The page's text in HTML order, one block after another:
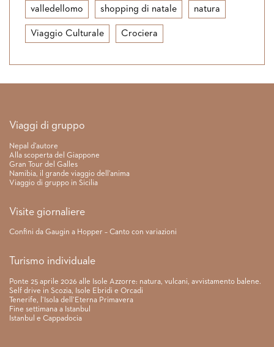
valledellomo shopping di natale natura
Viaggio Culturale Crociera
Link rapidi
Viaggi di gruppo
Nepal d’autore
Alla scoperta del Giappone
Gran Tour del Galles
Namibia, il grande viaggio dell’anima
Viaggio di gruppo in Sicilia
Visite giornaliere
Confini da Gaugin a Hopper – Canto con variazioni
Turismo individuale
Ponte 25 aprile 2026 alle Isole Azzorre: natura, vulcani, avvistamento balene.
Self drive in Scozia, Isole Ebridi e Orcadi
Tenerife, l’Isola dell’Eterna Primavera
Fine settimana a Istanbul
Istanbul e Cappadocia